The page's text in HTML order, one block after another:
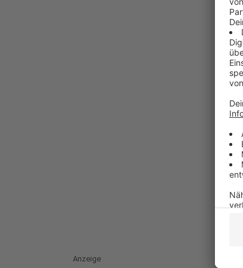
Anzeige